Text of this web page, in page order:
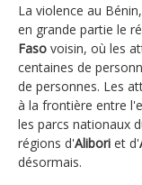
La violence au
en grande partie le
Faso voisin, où les
centaines de
de personnes. Les
à la frontière entre
les parcs nationaux
régions d'Alibori et d'
désormais.